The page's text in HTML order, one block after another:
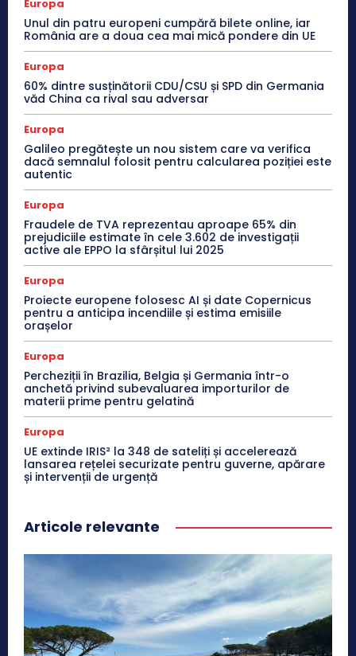
Europa
Unul din patru europeni cumpără bilete online, iar
România are a doua cea mai mică pondere din UE
Europa
60% dintre susținătorii CDU/CSU și SPD din Germania
văd China ca rival sau adversar
Europa
Galileo pregătește un nou sistem care va verifica
dacă semnalul folosit pentru calcularea poziției este
autentic
Europa
Fraudele de TVA reprezentau aproape 65% din
prejudiciile estimate în cele 3.602 de investigații
active ale EPPO la sfârșitul lui 2025
Europa
Proiecte europene folosesc AI și date Copernicus
pentru a anticipa incendiile și estima emisiile
orașelor
Europa
Percheziții în Brazilia, Belgia și Germania într-o
anchetă privind subevaluarea importurilor de
materii prime pentru gelatină
Europa
UE extinde IRIS² la 348 de sateliți și accelerează
lansarea rețelei securizate pentru guverne, apărare
și intervenții de urgență
Articole relevante